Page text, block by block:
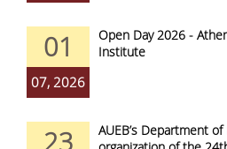
01
07, 2026
Open Day 2026 -
Institute
23
AUEB’s Department